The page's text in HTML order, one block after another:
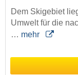
Dem Skigebiet
Umwelt für die
… mehr